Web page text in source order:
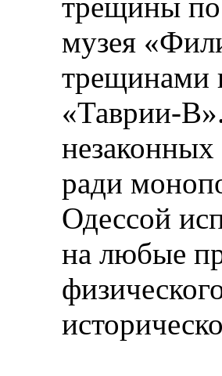
музея
трещинами
«Таврии-
незаконных
ради
Одессой
на любые